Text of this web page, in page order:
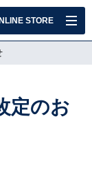
定のお
STORE